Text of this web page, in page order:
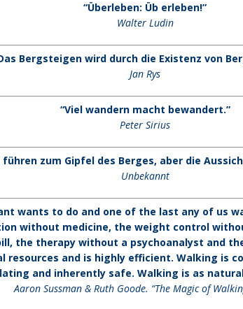
“Überleben: Üb erleben!”
Walter Ludin
Bergsteigen wird durch die Existenz von
Jan Rys
“Viel wandern macht bewandert.”
Peter Sirius
führen zum Gipfel des Berges, aber die
Unbekannt
wants to do and one of the last any of us
without medicine, the weight control
the therapy without a psychoanalyst and
resources and is highly efficient. Walking is
and inherently safe. Walking is as
Aaron Sussman & Ruth Goode. “The Magic of